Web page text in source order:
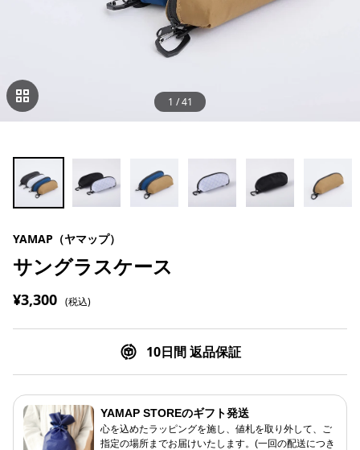
1 /41
YAMAP（ヤマップ）
サングラスケース
¥3,300 (税込)
10日間 返品保証
YAMAP STOREのギフト発送
心を込めたラッピングを施し、値札を取り外して、ご
指定の場所までお届けいたします。(一回の配送につき